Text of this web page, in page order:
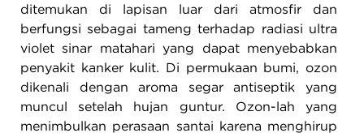
ditemukan di lapisan luar dari atmosfir dan
berfungsi sebagai tameng terhadap radiasi ultra
violet sinar matahari yang dapat menyebabkan
penyakit kanker kulit. Di permukaan bumi, ozon
dikenali dengan aroma segar antiseptik yang
muncul setelah hujan guntur. Ozon-lah yang
menimbulkan perasaan santai karena menghirup